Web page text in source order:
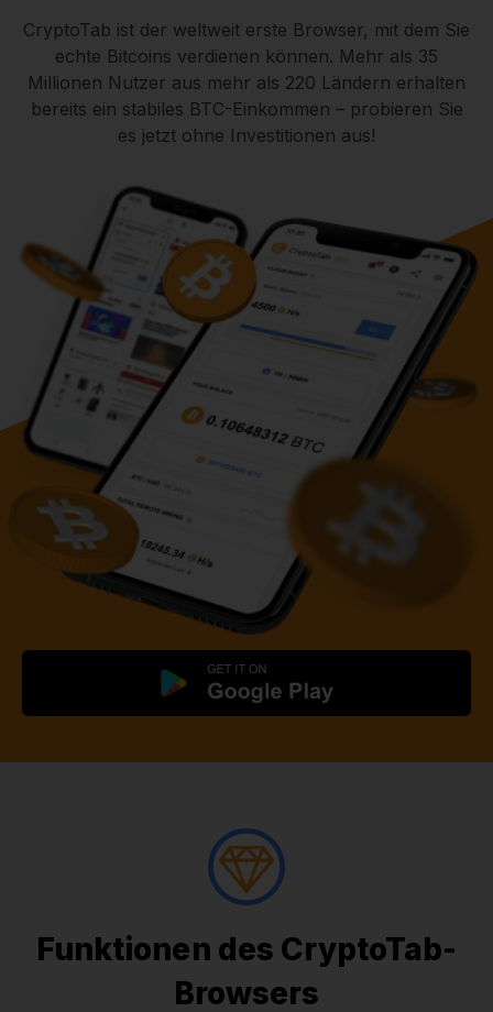
CryptoTab ist der weltweit erste Browser, mit dem Sie
echte Bitcoins verdienen können. Mehr als 35
Millionen Nutzer aus mehr als 220 Ländern erhalten
bereits ein stabiles BTC-Einkommen – probieren Sie
es jetzt ohne Investitionen aus!
Funktionen des CryptoTab-
Browsers